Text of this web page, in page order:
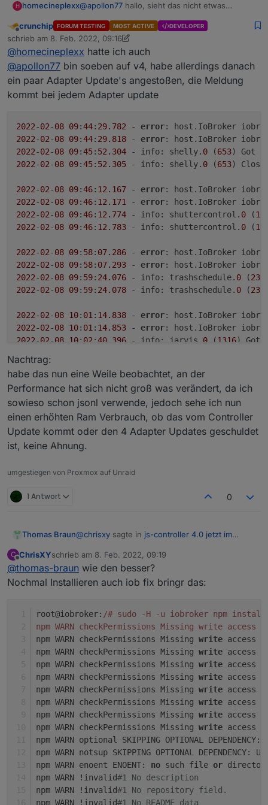
H homecineplexx@apollon77 hallo, sieht das nicht etwas
iobroker status
(node:10529) Warning: Accessing non-
(Use `node --trace-warnings ...` to
(node:10529) Warning: Accessing
(node:10529) Warning: Accessing
(node:10529) Warning: Accessing non-
iobroker is running on this host.
Objects type: jsonl
States  type: jsonl
Offline
crunchip FORUM TESTING MOST ACTIVE DEVELOPER
schrieb am 8. Feb. 2022, 09:16
zuletzt editiert von crunchip2. Aug. 2022, 12:28
@homecineplexx hatte ich auch
@apollon77 bin soeben auf v4, habe allerdings danach
ein paar Adapter Update's angestoßen, die Meldung
kommt bei jedem Adapter update
2022-02-08 09:44: 29.782 - error: host.IoBroker
2022-02-08 09:44: 29.818 - error: host.IoBroker
2022-02-08 09:45: 52.304 - info: shelly. 0 (653
2022-02-08 09:45: 52.305 - info: shelly. 0 (653)
2022-02-08 09:46: 12.167 - error: host.IoBroker
2022-02-08 09:46: 12.171 - error: host.IoBroker
2022-02-08 09:46: 12.774 - info: shuttercontrol. 0 (
2022-02-08 09:46: 12.783 - info: shuttercontrol. 0 (
2022-02-08 09: 58: 07.286 - error: host.IoBroker
2022-02-08 09: 58: 07.293 - error: host.IoBroker
2022-02-08 09: 59: 24.076 - info: trashschedule. 0 (
2022-02-08 09: 59: 24.078 - info: trashschedule. 0 (
2022-02-08 10: 01 : 14.838 - error: host.IoBroker
2022-02-08 10: 01 : 14.853 - error: host.IoBroker
2022-02-08 10: 02 :40.396 - info: jarvis. 0 (1316
Nachtrag:
habe das nun eine Weile beobachtet, an der
Performance hat sich nicht groß was verändert, da ich
sowieso schon jsonl verwende, jedoch sehe ich nun
einen erhöhten Ram Verbrauch, ob das vom Controller
Update kommt oder den 4 Adapter Updates geschuldet
ist, keine Ahnung.
umgestiegen von Proxmox auf Unraid
1 Antwort 0
Thomas Braun@chrisxy sagte in js-controller 4.0 jetzt im
Außer
C
Offline
ChrisXYschrieb am 8. Feb. 2022, 09:19
zuletzt editiert von
@thomas-braun wie den besser?
Nochmal Installieren auch iob fix bringr das:
root@iobroker: /# sudo -H -u iobroker npm
npm WARN checkPermissions Missing write access
npm WARN checkPermissions Missing write access
npm WARN checkPermissions Missing write access
npm WARN checkPermissions Missing write access
npm WARN checkPermissions Missing write access
npm WARN checkPermissions Missing write access
npm WARN checkPermissions Missing write access
npm WARN checkPermissions Missing write access
npm WARN checkPermissions Missing write access
npm WARN optional SKIPPING OPTIONAL
npm WARN notsup SKIPPING OPTIONAL
npm WARN enoent ENOENT: no such file or
npm WARN !invalid#1 No description
npm WARN !invalid#1 No repository field.
npm WARN !invalid#1 No README data